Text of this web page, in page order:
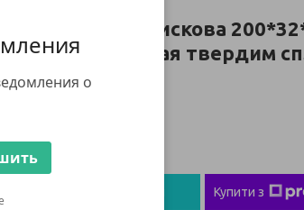
о
Пила дискова
напаяная твердим
Купити з